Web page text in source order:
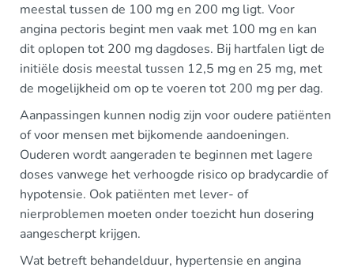
meestal tussen de 100 mg en 200 mg ligt. Voor
angina pectoris begint men vaak met 100 mg en kan
dit oplopen tot 200 mg dagdoses. Bij hartfalen ligt de
initiële dosis meestal tussen 12,5 mg en 25 mg, met
de mogelijkheid om op te voeren tot 200 mg per dag.
Aanpassingen kunnen nodig zijn voor oudere patiënten
of voor mensen met bijkomende aandoeningen.
Ouderen wordt aangeraden te beginnen met lagere
doses vanwege het verhoogde risico op bradycardie of
hypotensie. Ook patiënten met lever- of
nierproblemen moeten onder toezicht hun dosering
aangescherpt krijgen.
Wat betreft behandelduur, hypertensie en angina